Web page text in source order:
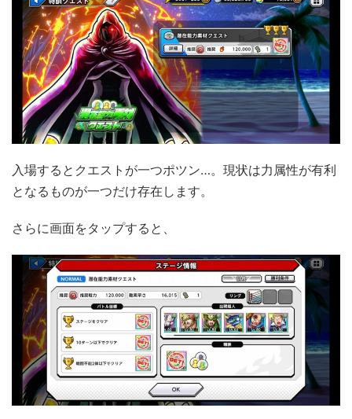
入場するとクエストが一つポツン…。現状は力属性が有利
となるものが一つだけ存在します。
さらに画面をタップすると、